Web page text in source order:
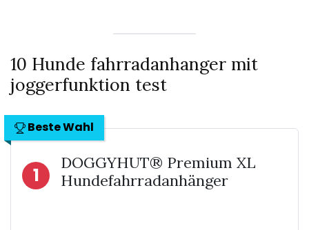
10 Hunde fahrradanhanger mit
joggerfunktion test
Beste Wahl
1
DOGGYHUT® Premium XL
Hundefahrradanhänger